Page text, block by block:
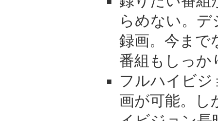
らめない。デ
録画。今まで
番組もしっか
フルハイビジ
画が可能。し